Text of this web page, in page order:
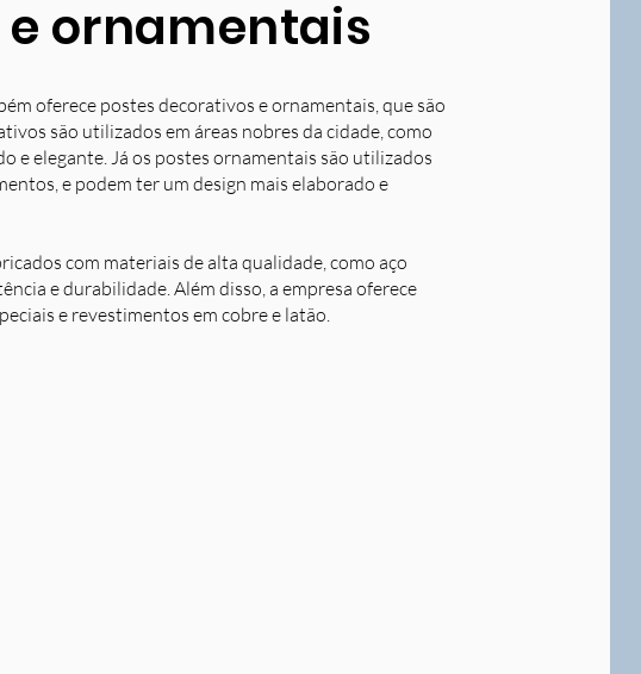
ornamentais
oferece postes decorativos e ornamentais, que são
são utilizados em áreas nobres da cidade, como
e elegante. Já os postes ornamentais são utilizados
e podem ter um design mais elaborado e
com materiais de alta qualidade, como aço
e durabilidade. Além disso, a empresa oferece
e revestimentos em cobre e latão.